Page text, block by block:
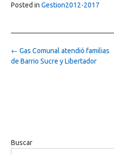
Posted in Gestion2012-2017
Post
navigation
← Gas Comunal atendió familias
de Barrio Sucre y Libertador
Buscar